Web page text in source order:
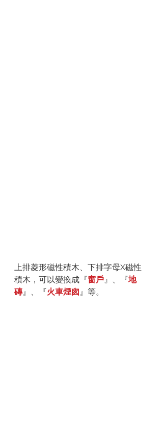
上排菱形磁性積木、下排字母X磁性
積木，可以變換成『窗戶』、『地
磚』、『火車煙囪』等。